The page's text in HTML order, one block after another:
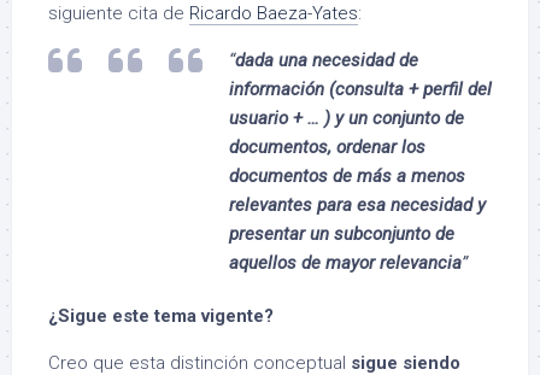
siguiente cita de Ricardo Baeza-Yates:
“dada una necesidad de
información (consulta + perfil del
usuario + … ) y un conjunto de
documentos, ordenar los
documentos de más a menos
relevantes para esa necesidad y
presentar un subconjunto de
aquellos de mayor relevancia”
¿Sigue este tema vigente?
Creo que esta distinción conceptual sigue siendo